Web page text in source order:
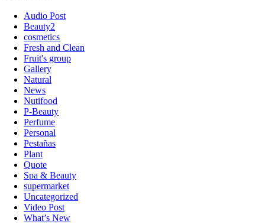
Audio Post
Beauty2
cosmetics
Fresh and Clean
Fruit's group
Gallery
Natural
News
Nutifood
P-Beauty
Perfume
Personal
Pestañas
Plant
Quote
Spa & Beauty
supermarket
Uncategorized
Video Post
What’s New